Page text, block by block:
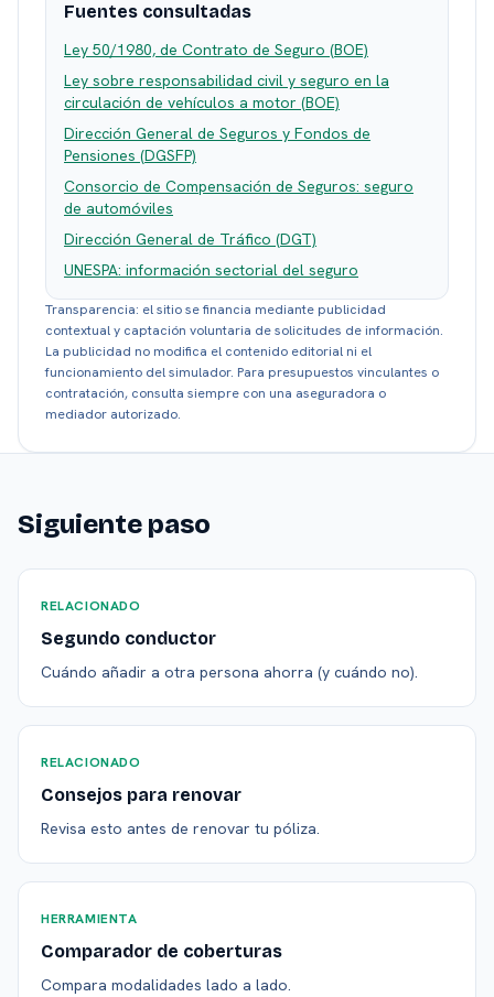
Fuentes consultadas
Ley 50/1980, de Contrato de Seguro (BOE)
Ley sobre responsabilidad civil y seguro en la
circulación de vehículos a motor (BOE)
Dirección General de Seguros y Fondos de
Pensiones (DGSFP)
Consorcio de Compensación de Seguros: seguro
de automóviles
Dirección General de Tráfico (DGT)
UNESPA: información sectorial del seguro
Transparencia: el sitio se financia mediante publicidad
contextual y captación voluntaria de solicitudes de información.
La publicidad no modifica el contenido editorial ni el
funcionamiento del simulador. Para presupuestos vinculantes o
contratación, consulta siempre con una aseguradora o
mediador autorizado.
Siguiente paso
RELACIONADO
Segundo conductor
Cuándo añadir a otra persona ahorra (y cuándo no).
RELACIONADO
Consejos para renovar
Revisa esto antes de renovar tu póliza.
HERRAMIENTA
Comparador de coberturas
Compara modalidades lado a lado.